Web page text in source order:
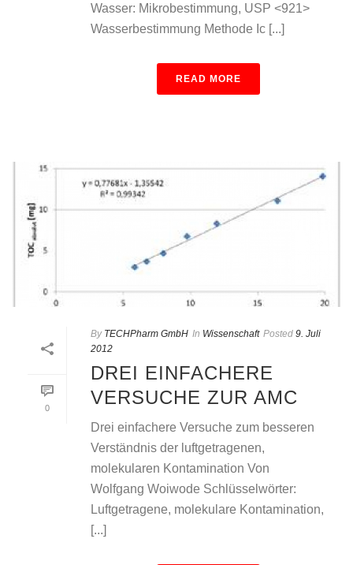
Wasser: Mikrobestimmung, USP <921>
Wasserbestimmung Methode Ic [...]
READ MORE
0
By TECHPharm GmbH In Wissenschaft Posted 9. Juli
2012
DREI EINFACHERE
VERSUCHE ZUR AMC
Drei einfachere Versuche zum besseren
Verständnis der luftgetragenen,
molekularen Kontamination Von
Wolfgang Woiwode Schlüsselwörter:
Luftgetragene, molekulare Kontamination,
[...]